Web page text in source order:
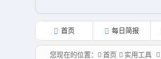
首页 每日简报
您现在的位置： 首页 实用工具